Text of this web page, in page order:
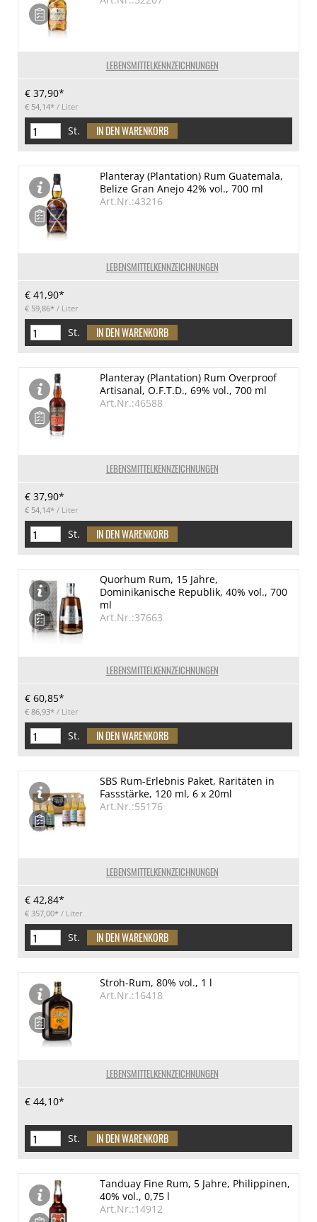
LEBENSMITTELKENNZEICHNUNGEN
€ 37,90*
€ 54,14* / Liter
St.
LEBENSMITTELKENNZEICHNUNGEN
Planteray (Plantation) Rum Guatemala,
Belize Gran Anejo 42% vol., 700 ml
Art.Nr.:43216
€ 41,90*
€ 59,86* / Liter
St.
LEBENSMITTELKENNZEICHNUNGEN
Planteray (Plantation) Rum Overproof
Artisanal, O.F.T.D., 69% vol., 700 ml
Art.Nr.:46588
€ 37,90*
€ 54,14* / Liter
St.
LEBENSMITTELKENNZEICHNUNGEN
Quorhum Rum, 15 Jahre,
Dominikanische Republik, 40% vol., 700
ml
Art.Nr.:37663
€ 60,85*
€ 86,93* / Liter
St.
LEBENSMITTELKENNZEICHNUNGEN
SBS Rum-Erlebnis Paket, Raritäten in
Fassstärke, 120 ml, 6 x 20ml
Art.Nr.:55176
€ 42,84*
€ 357,00* / Liter
St.
LEBENSMITTELKENNZEICHNUNGEN
Stroh-Rum, 80% vol., 1 l
Art.Nr.:16418
€ 44,10*
St.
Tanduay Fine Rum, 5 Jahre, Philippinen,
40% vol., 0,75 l
Art.Nr.:14912